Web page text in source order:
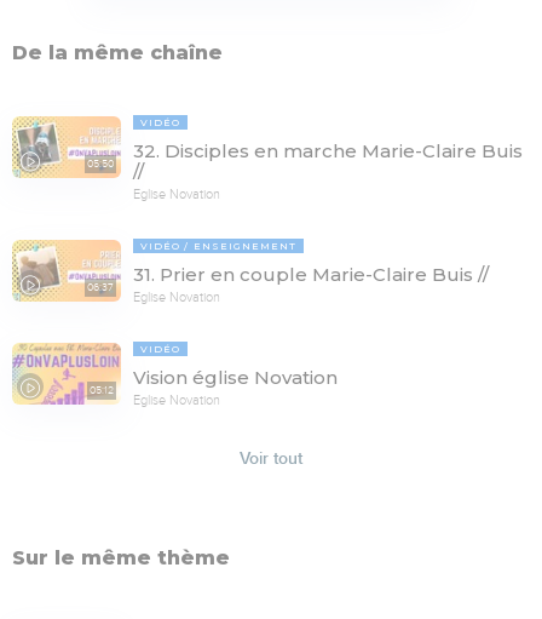
De la même chaîne
05:50
VIDÉO
32. Disciples en marche Marie-Claire Buis
//
Eglise Novation
06:37
VIDÉO ENSEIGNEMENT
31. Prier en couple Marie-Claire Buis //
Eglise Novation
05:12
VIDÉO
Vision église Novation
Eglise Novation
Voir tout
Sur le même thème